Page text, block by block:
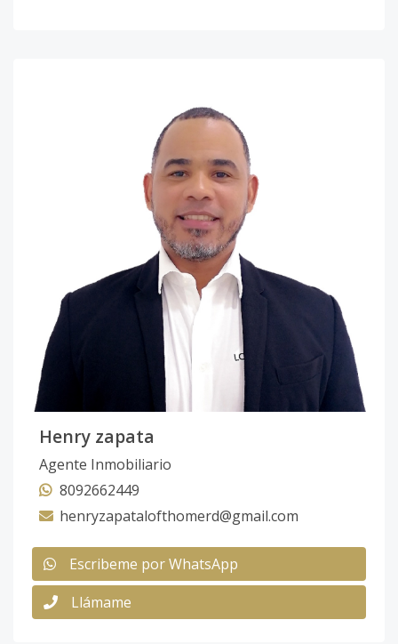
Henry zapata
Agente Inmobiliario
8092662449
henryzapatalofthomerd@gmail.com
Escribeme por WhatsApp
Llámame